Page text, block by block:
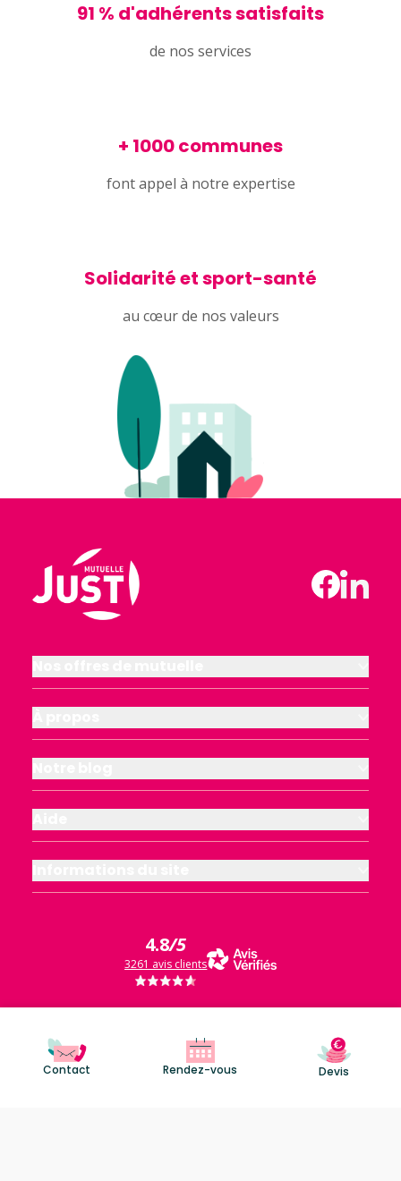
91 % d'adhérents satisfaits
de nos services
+ 1000 communes
font appel à notre expertise
Solidarité et sport-santé
au cœur de nos valeurs
4.8/5
3261 avis clients
Contact Rendez-vous Devis